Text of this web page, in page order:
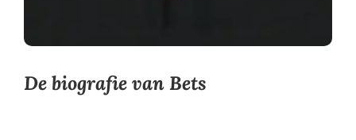
De biografie van Bets